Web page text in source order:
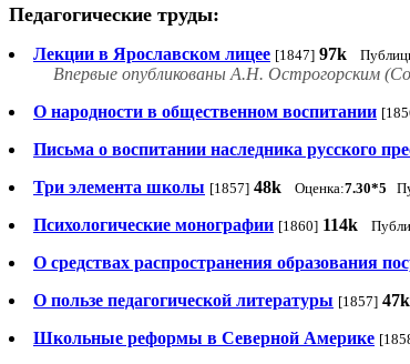
Педагогические труды:
Лекции в Ярославском лицее [1847] 97k
Впервые опубликованы А.Н. Острогорским
О народности в общественном воспитании
Письма о воспитании наследника русского
Три элемента школы [1857] 48k Оценка:7.30*5
Психологические монографии [1860] 114k
О средствах распространения образования
О пользе педагогической литературы [1857] 47k
Школьные реформы в Северной Америке